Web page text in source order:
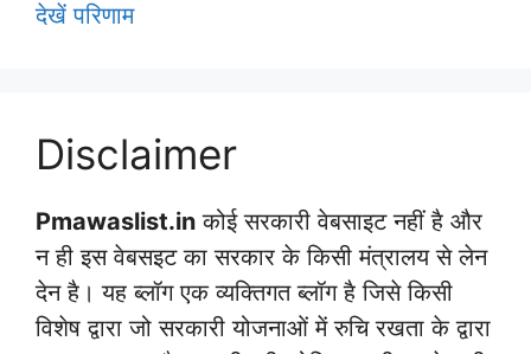
देखें परिणाम
Disclaimer
Pmawaslist.in कोई सरकारी वेबसाइट नहीं है और
न ही इस वेबसइट का सरकार के किसी मंत्रालय से लेन
देन है। यह ब्लॉग एक व्यक्तिगत ब्लॉग है जिसे किसी
विशेष द्वारा जो सरकारी योजनाओं में रुचि रखता के द्वारा